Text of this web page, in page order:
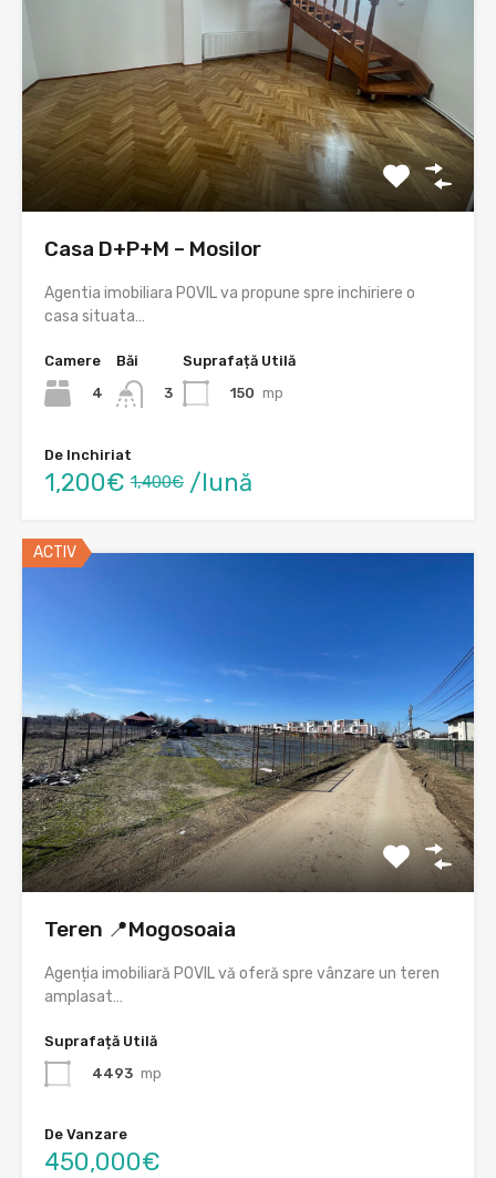
Casa D+P+M – Mosilor
Agentia imobiliara POVIL va propune spre inchiriere o
casa situata…
Camere
4
Băi
3
Suprafață Utilă
150 mp
De Inchiriat
1,200€ 1,400€ /lună
ACTIV
Teren 📍Mogosoaia
Agenția imobiliară POVIL vă oferă spre vânzare un teren
amplasat…
Suprafață Utilă
4493 mp
De Vanzare
450,000€